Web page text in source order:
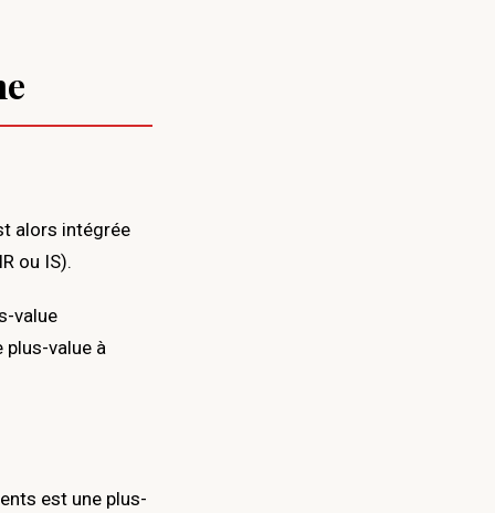
alors intégrée
ou IS).
value
value à
est une plus-